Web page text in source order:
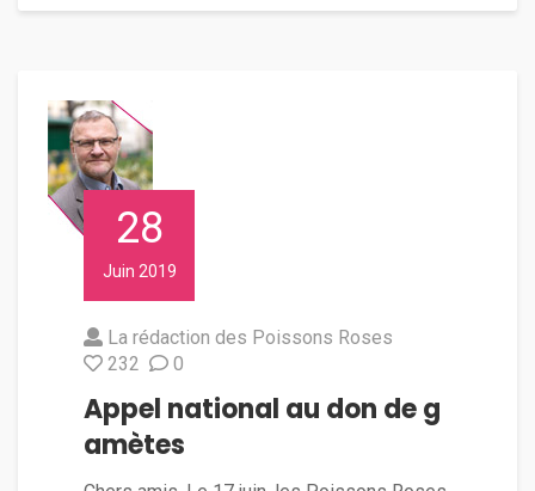
28
Juin 2019
La rédaction des Poissons Roses
232
0
Appel national au don de g
amètes